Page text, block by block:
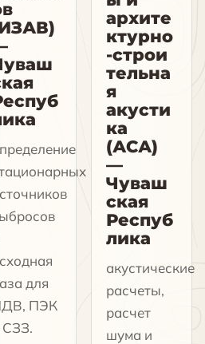
для
ПЭК
СЗЗ.
архите
ктурно
-строи
тельна
я
акусти
ка
(АСА)
—
Чуваш
ская
Респуб
лика
акустические
расчеты,
расчет
шума и